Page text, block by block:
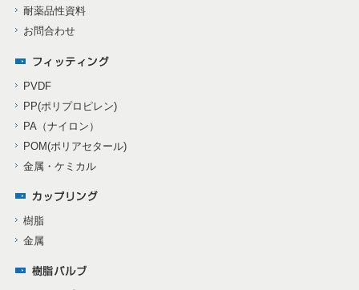
耐薬品性資料
お問合わせ
PVDF
PP(ポリプロピレン)
PA（ナイロン）
POM(ポリアセタール)
金属・ケミカル
樹脂
金属